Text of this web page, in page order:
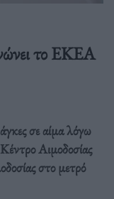
το ΕΚΕΑ
σε αίμα λόγω
Αιμοδοσίας
στο μετρό